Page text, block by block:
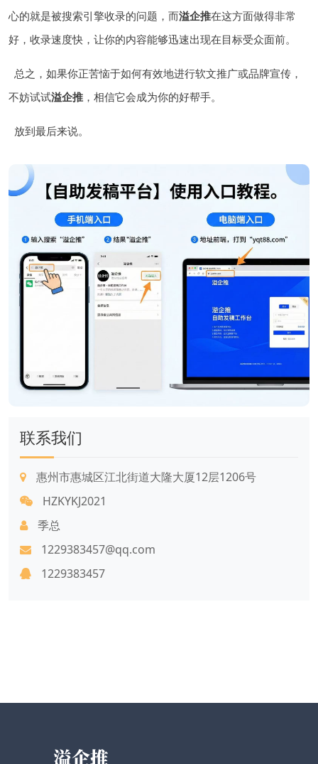
心的就是被搜索引擎收录的问题，而溢企推在这方面做得非常
好，收录速度快，让你的内容能够迅速出现在目标受众面前。
总之，如果你正苦恼于如何有效地进行软文推广或品牌宣传，
不妨试试溢企推 ，相信它会成为你的好帮手。
放到最后来说。
联系我们
惠州市惠城区江北街道大隆大厦12层1206号
HZKYKJ2021
季总
1229383457@qq.com
1229383457